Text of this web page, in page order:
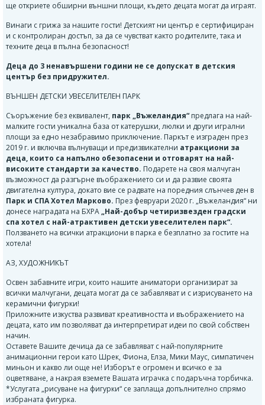
ще откриете обширни външни площи, където децата могат да играят.
Винаги с грижа за нашите гости! Детският ни център е сертифициран
и с контролиран достъп, за да се чувстват както родителите, така и
техните деца в пълна безопасност!
Деца до 3 ненавършени години не се допускат в детския
център без придружител.
ВЪНШЕН ДЕТСКИ УВЕСЕЛИТЕЛЕН ПАРК
Съоръжение без еквивалент, парк „Въжеландия“ предлага на най-
малките гости уникална база от катерушки, люлки и други игрални
площи за едно незабравимо приключение. Паркът е изграден през
2019 г. и включва вълнуващи и предизвикателни атракциони за
деца, които са напълно обезопасени и отговарят на най-
високите стандарти за качество. Подарете на своя малчуган
възможност да разгърне въображението си и да развие своята
двигателна култура, докато вие се радвате на поредния слънчев ден в
Парк и СПА Хотел Марково. През февруари 2020 г. „Въжеландия“ ни
донесе наградата на БХРА„Най-добър четиризвезден градски
спа хотел с най-атрактивен детски увеселителен парк“.
Ползването на всички атракциони в парка е безплатно за гостите на
хотела!
АЗ, ХУДОЖНИКЪТ
Освен забавните игри, които нашите аниматори организират за
всички малчугани, децата могат да се забавляват и с изрисуването на
керамични фигурки!
Приложните изкуства развиват креативността и въображението на
децата, като им позволяват да интерпретират идеи по свой собствен
начин.
Оставете Вашите дечица да се забавляват с най-популярните
анимационни герои като Шрек, Фиона, Елза, Мики Маус, симпатичен
миньон и какво ли още не! Изборът е огромен и всичко е за
оцветяване, а накрая вземете Вашата играчка с подаръчна торбичка.
*Услугата „рисуване на фигурки“ се заплаща допълнително спрямо
избраната фигурка.